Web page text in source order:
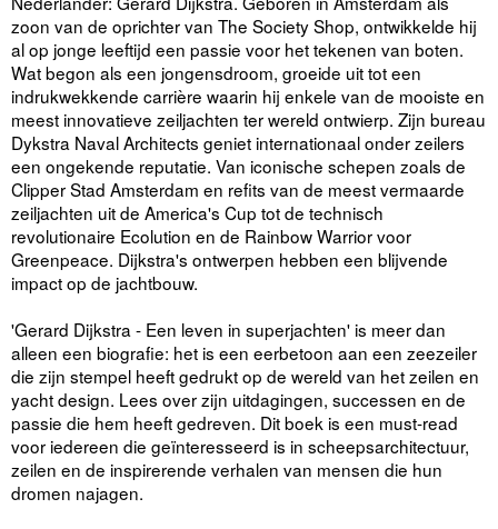
zoon van de oprichter van The Society Shop, ontwikkelde hij
al op jonge leeftijd een passie voor het tekenen van boten.
Wat begon als een jongensdroom, groeide uit tot een
indrukwekkende carrière waarin hij enkele van de mooiste en
meest innovatieve zeiljachten ter wereld ontwierp. Zijn bureau
Dykstra Naval Architects geniet internationaal onder zeilers
een ongekende reputatie. Van iconische schepen zoals de
Clipper Stad Amsterdam en refits van de meest vermaarde
zeiljachten uit de America's Cup tot de technisch
revolutionaire Ecolution en de Rainbow Warrior voor
Greenpeace. Dijkstra's ontwerpen hebben een blijvende
impact op de jachtbouw.
'Gerard Dijkstra - Een leven in superjachten' is meer dan
alleen een biografie: het is een eerbetoon aan een zeezeiler
die zijn stempel heeft gedrukt op de wereld van het zeilen en
yacht design. Lees over zijn uitdagingen, successen en de
passie die hem heeft gedreven. Dit boek is een must-read
voor iedereen die geïnteresseerd is in scheepsarchitectuur,
zeilen en de inspirerende verhalen van mensen die hun
dromen najagen.